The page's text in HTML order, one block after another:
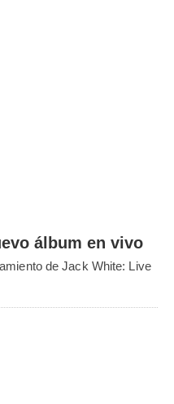
álbum en vivo
de Jack White: Live